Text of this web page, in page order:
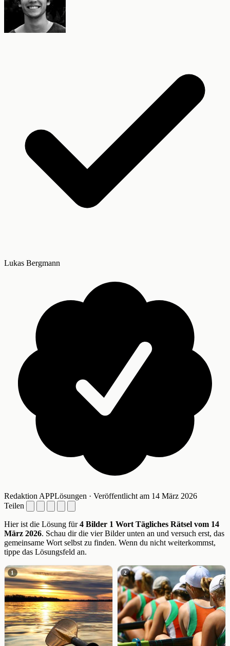
Lukas Bergmann
Redaktion APPLösungen · Veröffentlicht am 14 März 2026
Teilen
Hier ist die Lösung für4 Bilder 1 Wort Tägliches Rätsel vom 14
März 2026. Schau dir die vier Bilder unten an und versuch erst, das
gemeinsame Wort selbst zu finden. Wenn du nicht weiterkommst,
tippe das Lösungsfeld an.
1 2